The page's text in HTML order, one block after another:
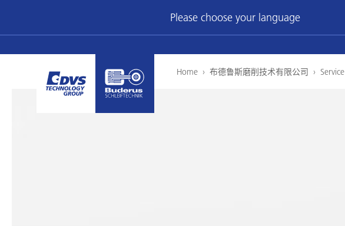
Please choose your language
Home › 布德鲁斯磨削技术有限公司 › Service